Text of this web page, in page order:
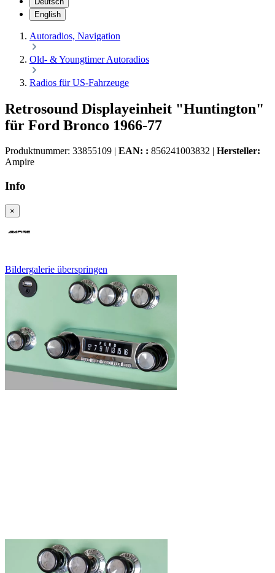
English
Autoradios, Navigation
Old- & Youngtimer Autoradios
Radios für US-Fahrzeuge
Retrosound Displayeinheit "Huntington"
für Ford Bronco 1966-77
Produktnummer: 33855109 EAN: : 856241003832
Hersteller:
Ampire
Info
×
Bildergalerie überspringen